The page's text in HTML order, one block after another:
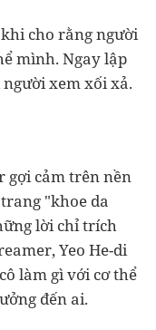
cho rằng người
mình. Ngay lập
xem xối xả.
gợi cảm trên nền
"khoe da
lời chỉ trích
Yeo He-di
làm gì với cơ thể
đến ai.